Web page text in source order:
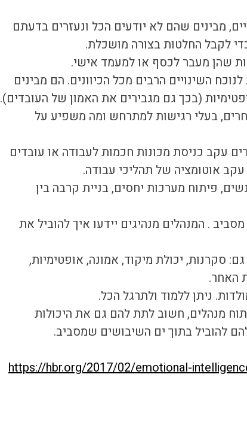
מבינים שהם לא יודעים הכל ונעזרים בדעתם
לקבל החלטות בצורה מושכלת.
שהן מעבר לכסף או למעמד אישי.
השינויים הרבים מכל הכיוונים. הם מבינים
(בכך גם מגבירים את האמון של העובדים).
בעלי רגישות למתרחש ומה משפיע על
עקב כניסת מכונות חכמות לעבודה או עובדים
אוטומציה של תהליכי עבודה.
פיתוח מערכות יחסים, בניית קרבה בין
. המנהלים מנהיגים יידעו איך להוביל את
סקרנות, יכולת מיקוד, אמונה, אופטימיות,
האחר.
ניתן ללמוד ולתרגל הכל.
מנהלים, חשוב לתת להם גם את היכולות
https://hbr.org/2017/02/emotional-